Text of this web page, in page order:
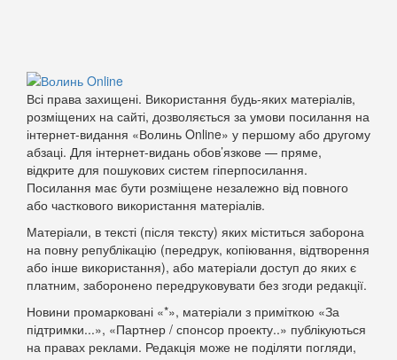
Всі права захищені. Використання будь-яких матеріалів,
розміщених на сайті, дозволяється за умови посилання на
інтернет-видання «Волинь Online» у першому або другому
абзаці. Для інтернет-видань обов’язкове — пряме,
відкрите для пошукових систем гіперпосилання.
Посилання має бути розміщене незалежно від повного
або часткового використання матеріалів.
Матеріали, в тексті (після тексту) яких міститься заборона
на повну републікацію (передрук, копіювання, відтворення
або інше використання), або матеріали доступ до яких є
платним, заборонено передруковувати без згоди редакції.
Новини промарковані «*», матеріали з приміткою «За
підтримки...», «Партнер / спонсор проекту..» публікуються
на правах реклами. Редакція може не поділяти погляди,